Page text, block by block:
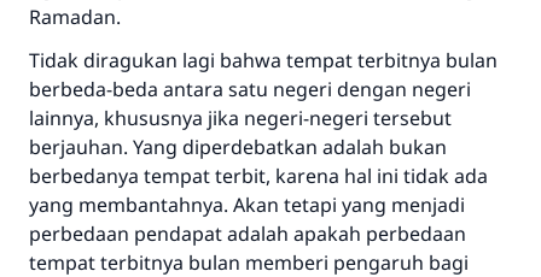
Ramadan.
Tidak diragukan lagi bahwa tempat terbitnya bulan
berbeda-beda antara satu negeri dengan negeri
lainnya, khususnya jika negeri-negeri tersebut
berjauhan. Yang diperdebatkan adalah bukan
berbedanya tempat terbit, karena hal ini tidak ada
yang membantahnya. Akan tetapi yang menjadi
perbedaan pendapat adalah apakah perbedaan
tempat terbitnya bulan memberi pengaruh bagi